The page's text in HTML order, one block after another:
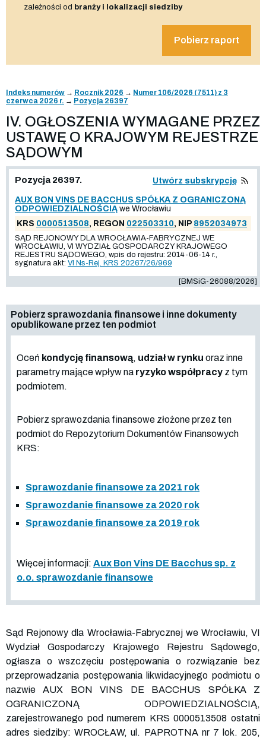
zależności od branży i lokalizacji siedziby
Pobierz raport
Indeks numerów → Rocznik 2026 → Numer 106/2026 (7511) z 3
czerwca 2026 r. → Pozycja 26397
IV. OGŁOSZENIA WYMAGANE PRZEZ
USTAWĘ O KRAJOWYM REJESTRZE
SĄDOWYM
Pozycja 26397. Utwórz subskrypcję
AUX BON VINS DE BACCHUS SPÓŁKA Z OGRANICZONĄ
ODPOWIEDZIALNOŚCIĄ we Wrocławiu
KRS 0000513508, REGON 022503310, NIP 8952034973
SĄD REJONOWY DLA WROCŁAWIA-FABRYCZNEJ WE
WROCŁAWIU, VI WYDZIAŁ GOSPODARCZY KRAJOWEGO
REJESTRU SĄDOWEGO, wpis do rejestru: 2014-06-14 r.,
sygnatura akt: VI Ns-Rej. KRS 20267/26/969
[BMSiG-26088/2026]
Pobierz sprawozdania finansowe i inne dokumenty
opublikowane przez ten podmiot
Oceń kondycję finansową, udział w rynku oraz inne
parametry mające wpływ na ryzyko współpracy z tym
podmiotem.
Pobierz sprawozdania finansowe złożone przez ten
podmiot do Repozytorium Dokumentów Finansowych
KRS:
Sprawozdanie finansowe za 2021 rok
Sprawozdanie finansowe za 2020 rok
Sprawozdanie finansowe za 2019 rok
Więcej informacji: Aux Bon Vins DE Bacchus sp. z
o.o. sprawozdanie finansowe
Sąd Rejonowy dla Wrocławia-Fabrycznej we Wrocławiu, VI
Wydział Gospodarczy Krajowego Rejestru Sądowego,
ogłasza o wszczęciu postępowania o rozwiązanie bez
przeprowadzania postępowania likwidacyjnego podmiotu o
nazwie AUX BON VINS DE BACCHUS SPÓŁKA Z
OGRANICZONĄ ODPOWIEDZIALNOŚCIĄ,
zarejestrowanego pod numerem KRS0000513508 ostatni
adres siedziby: WROCŁAW, ul. PAPROTNA nr 7 lok. 205,